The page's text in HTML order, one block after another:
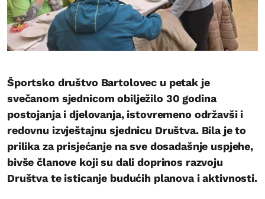
Športsko društvo Bartolovec u petak je
svečanom sjednicom obilježilo 30 godina
postojanja i djelovanja, istovremeno održavši i
redovnu izvještajnu sjednicu Društva. Bila je to
prilika za prisjećanje na sve dosadašnje uspjehe,
bivše članove koji su dali doprinos razvoju
Društva te isticanje budućih planova i aktivnosti.